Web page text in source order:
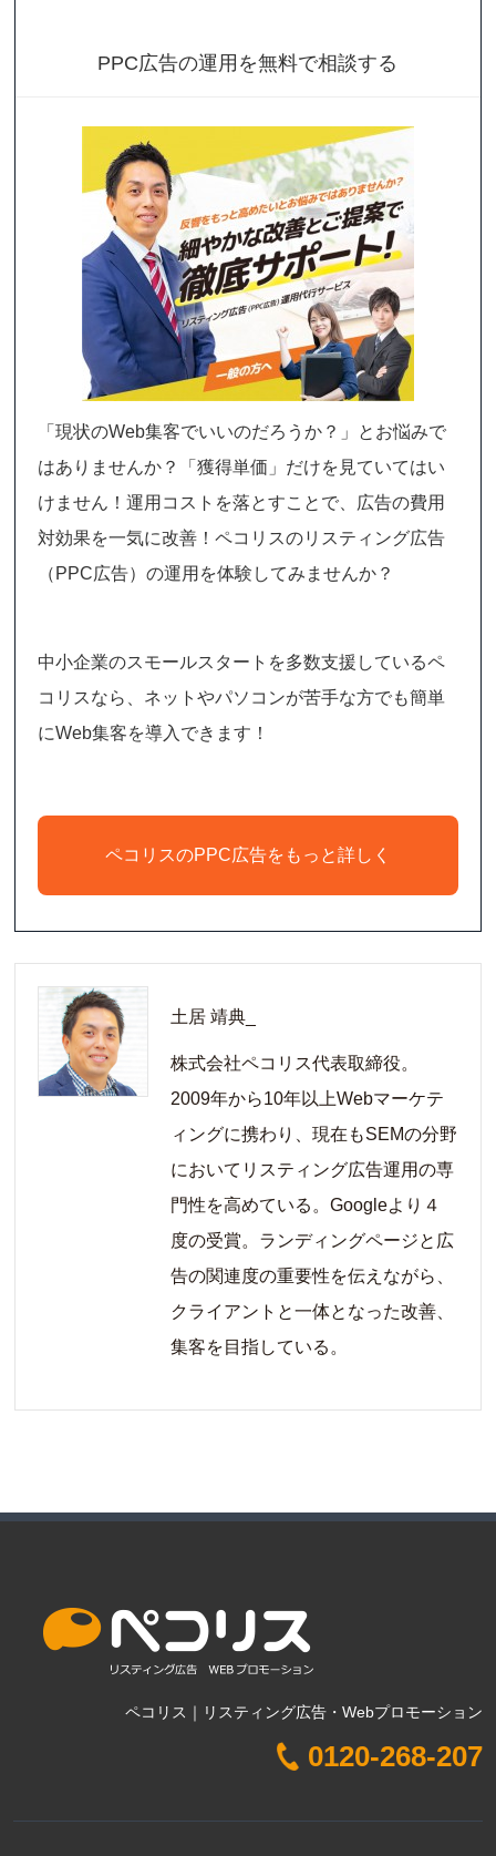
PPC広告の運用を無料で相談する
「現状のWeb集客でいいのだろうか？」とお悩みで
はありませんか？「獲得単価」だけを見ていてはい
けません！運用コストを落とすことで、広告の費用
対効果を一気に改善！ペコリスのリスティング広告
（PPC広告）の運用を体験してみませんか？
中小企業のスモールスタートを多数支援しているペ
コリスなら、ネットやパソコンが苦手な方でも簡単
にWeb集客を導入できます！
ペコリスのPPC広告をもっと詳しく
土居 靖典_
株式会社ペコリス代表取締役。
2009年から10年以上Webマーケテ
ィングに携わり、現在もSEMの分野
においてリスティング広告運用の専
門性を高めている。Googleより４
度の受賞。ランディングページと広
告の関連度の重要性を伝えながら、
クライアントと一体となった改善、
集客を目指している。
ペコリス｜リスティング広告・Webプロモーション
0120-268-207